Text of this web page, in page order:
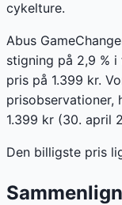
cykelture.
Abus
stigning på 2,9 %
pris på 1.399 kr.
prisobservationer,
1.399 kr (30. april
Den billigste pris